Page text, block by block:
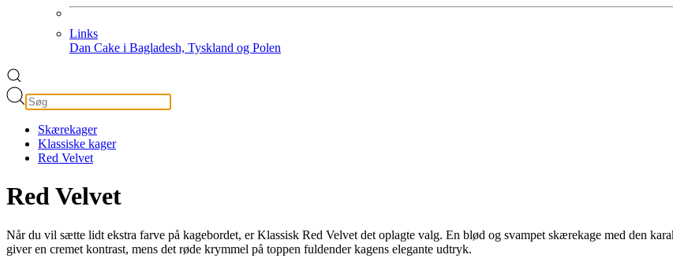
Links
Dan Cake i Bagladesh, Tyskland og Polen
Skærekager
Klassiske kager
Red Velvet
Red Velvet
Når du vil sætte lidt ekstra farve på kagebordet, er Klassisk Red Velvet det oplagte valg. En blød og svampet skærekage med den
giver en cremet kontrast, mens det røde krymmel på toppen fuldender kagens elegante udtryk.